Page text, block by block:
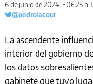
6 de junio de 2024
06:25 h
@pedrolacour
La ascendente
interior del gobierno
los datos
gabinete que tuvo